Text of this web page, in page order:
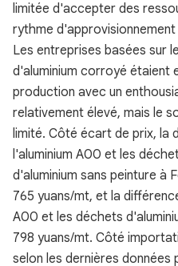
limitée d'accepter des
rythme
Les entreprises basées sur
d'aluminium corroyé étaient
production avec un
relativement élevé, mais le
limité. Côté écart de prix, la
l'aluminium A00 et les
d'aluminium sans peinture à
765 yuans/mt, et la
A00 et les déchets
798 yuans/mt. Côté
selon les dernières données